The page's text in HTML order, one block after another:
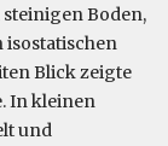
Boden,
isostatischen
Blick zeigte
In kleinen
und